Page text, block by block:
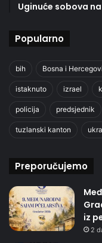
Uginuće sobova
Popularno
bih Bosna i
istaknuto izrael
policija predsjednik
tuzlanski kanton
Preporučujemo
iz
2